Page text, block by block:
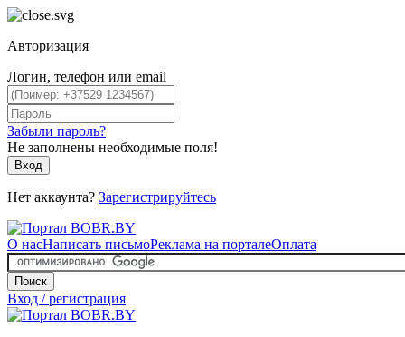
Авторизация
Логин, телефон или email
Забыли пароль?
Не заполнены необходимые поля!
Вход
Нет аккаунта? Зарегистрируйтесь
О насНаписать письмоРеклама на порталеОплата
Поиск
Вход / регистрация